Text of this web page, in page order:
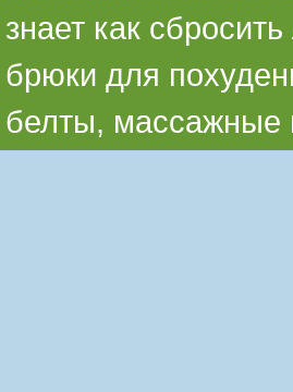
знает как
брюки для
белты, массажные